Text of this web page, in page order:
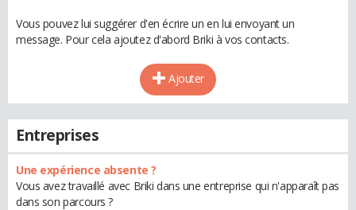
Vous pouvez lui suggérer d'en écrire un en lui envoyant un
message. Pour cela ajoutez d'abord Briki à vos contacts.
Ajouter
Entreprises
Une expérience absente ?
Vous avez travaillé avec Briki dans une entreprise qui n'apparaît pas
dans son parcours ?